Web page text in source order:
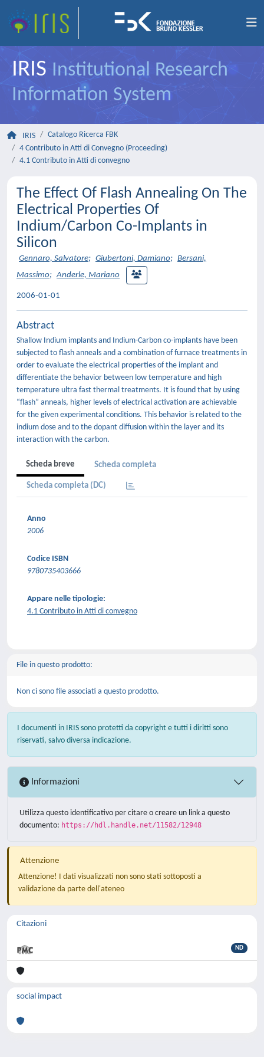
IRIS Institutional Research
Information System
IRIS
Catalogo Ricerca FBK
4 Contributo in Atti di Convegno (Proceeding)
4.1 Contributo in Atti di convegno
The Effect Of Flash Annealing On The
Electrical Properties Of
Indium/Carbon Co-Implants in
Silicon
Gennaro, Salvatore; Giubertoni, Damiano; Bersani,
Massimo; Anderle, Mariano
2006-01-01
Abstract
Shallow Indium implants and Indium-Carbon co-implants have been
subjected to flash anneals and a combination of furnace treatments in
order to evaluate the electrical properties of the implant and
differentiate the behavior between low temperature and high
temperature ultra fast thermal treatments. It is found that by using
“flash” anneals, higher levels of electrical activation are achievable
for the given experimental conditions. This behavior is related to the
indium dose and to the dopant diffusion within the layer and its
interaction with the carbon.
Scheda breve Scheda completa
Scheda completa (DC)
Anno
2006
Codice ISBN
9780735403666
Appare nelle tipologie:
4.1 Contributo in Atti di convegno
File in questo prodotto:
Non ci sono file associati a questo prodotto.
I documenti in IRIS sono protetti da copyright e tutti i diritti sono
riservati, salvo diversa indicazione.
Informazioni
Utilizza questo identificativo per citare o creare un link a questo
documento: https://hdl.handle.net/11582/12948
Attenzione
Attenzione! I dati visualizzati non sono stati sottoposti a
validazione da parte dell'ateneo
Citazioni
ND
social impact